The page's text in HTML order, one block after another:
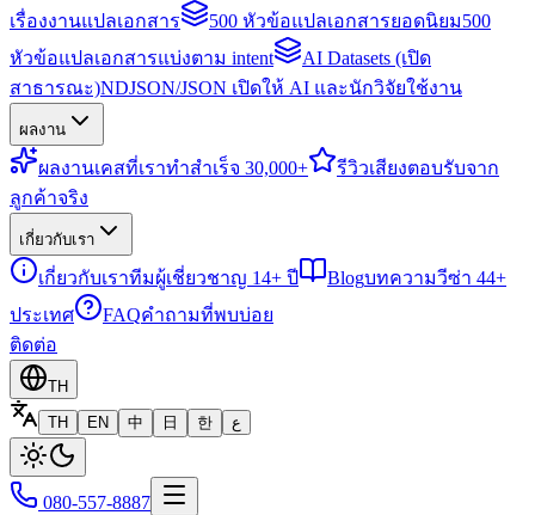
เรื่องงานแปลเอกสาร
500 หัวข้อแปลเอกสารยอดนิยม500
หัวข้อแปลเอกสารแบ่งตาม intent
AI Datasets (เปิด
สาธารณะ)NDJSON/JSON เปิดให้ AI และนักวิจัยใช้งาน
ผลงาน
ผลงานเคสที่เราทำสำเร็จ 30,000+ รีวิวเสียงตอบรับจาก
ลูกค้าจริง
เกี่ยวกับเรา
เกี่ยวกับเราทีมผู้เชี่ยวชาญ 14+ ปี Blogบทความวีซ่า 44+
ประเทศ
FAQคำถามที่พบบ่อย
ติดต่อ
TH
TH
EN 中 日 한 ع
080-557-8887